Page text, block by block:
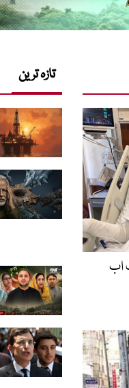
اب
تازہ ترین